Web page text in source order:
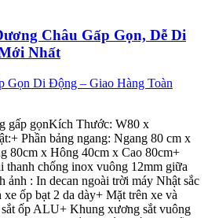
Châu Gấp Gọn, Dễ Di
Nhất
gấp gọnKích Thước: W80 x
Phần bảng ngang: Ngang 80 cm x
80cm x Hông 40cm x Cao 80cm+
chống inox vuông 12mm giữa
ảnh : In decan ngoài trời máy Nhật sắc
ốp bạt 2 da dày+ Mặt trên xe và
ốp ALU+ Khung xương sắt vuông